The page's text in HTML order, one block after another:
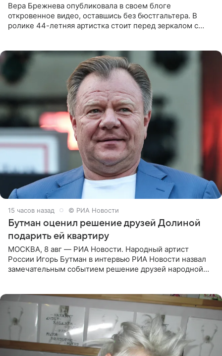
Вера Брежнева опубликовала в своем блоге
откровенное видео, оставшись без бюстгальтера. В
ролике 44-летняя артистка стоит перед зеркалом с
15 часов назад © РИА Новости
Бутман оценил решение друзей Долиной
подарить ей квартиру
МОСКВА, 8 авг — РИА Новости. Народный артист
России Игорь Бутман в интервью РИА Новости назвал
замечательным событием решение друзей народной